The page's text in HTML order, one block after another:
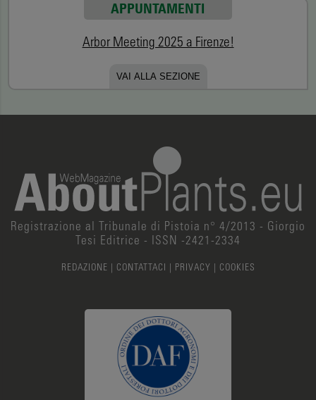
APPUNTAMENTI
Arbor Meeting 2025 a Firenze!
VAI ALLA SEZIONE
Registrazione al Tribunale di Pistoia n° 4/2013 - Giorgio
Tesi Editrice - ISSN -2421-2334
REDAZIONE | CONTATTACI | PRIVACY | COOKIES